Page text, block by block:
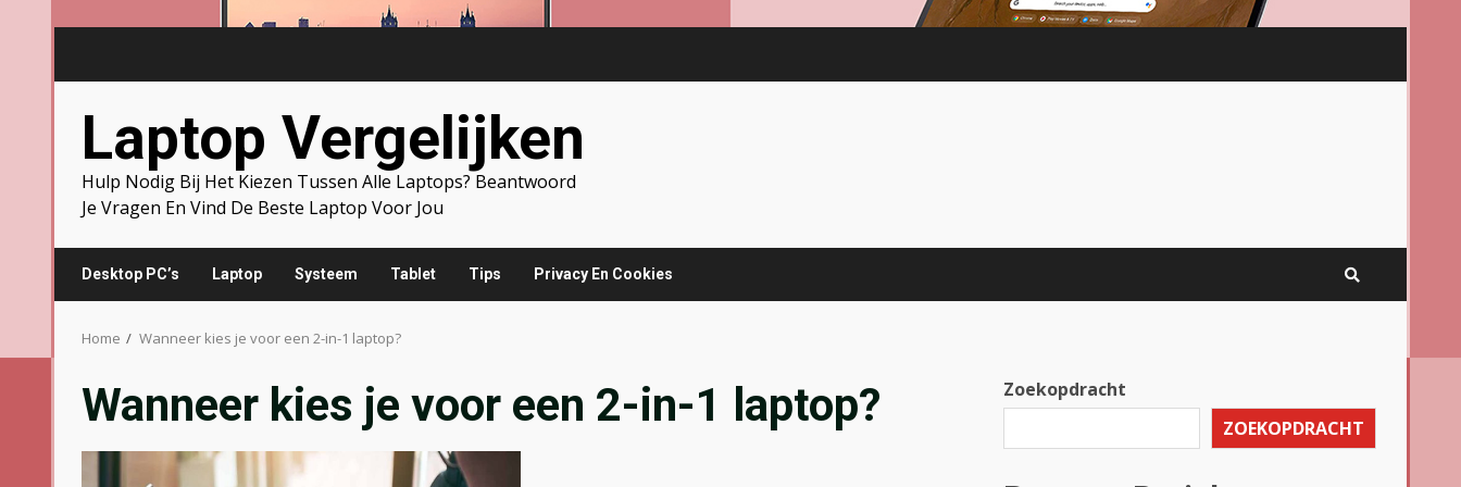
Laptop Vergelijken
Hulp Nodig Bij Het Kiezen Tussen Alle Laptops? Beantwoord
Je Vragen En Vind De Beste Laptop Voor Jou
Desktop PC’s Laptop Systeem Tablet Tips Privacy En Cookies
Home Wanneer kies je voor een 2-in-1 laptop?
Wanneer kies je voor een 2-in-1 laptop?
Zoekopdracht
ZOEKOPDRACHT